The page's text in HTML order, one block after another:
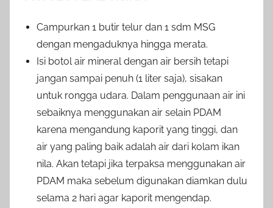
Campurkan 1 butir telur dan 1 sdm MSG
dengan mengaduknya hingga merata.
Isi botol air mineral dengan air bersih tetapi
jangan sampai penuh (1 liter saja), sisakan
untuk rongga udara. Dalam penggunaan air ini
sebaiknya menggunakan air selain PDAM
karena mengandung kaporit yang tinggi, dan
air yang paling baik adalah air dari kolam ikan
nila. Akan tetapi jika terpaksa menggunakan air
PDAM maka sebelum digunakan diamkan dulu
selama 2 hari agar kaporit mengendap.